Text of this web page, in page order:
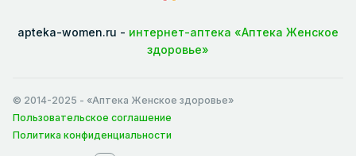
apteka-women.ru - интернет-аптека «Аптека Женское
здоровье»
© 2014-2025 - «Аптека Женское здоровье»
Пользовательское соглашение
Политика конфиденциальности